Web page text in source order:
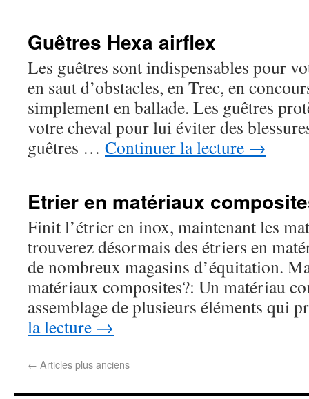
Guêtres Hexa airflex
Les guêtres sont indispensables pour
en saut d’obstacles, en Trec, en
simplement en ballade. Les guêtres
votre cheval pour lui éviter des
guêtres … Continuer la lecture →
Etrier en matériaux
Finit l’étrier en inox, maintenant les
trouverez désormais des étriers en
de nombreux magasins d’équitation.
matériaux composites?: Un matériau
assemblage de plusieurs éléments
la lecture →
← Articles plus anciens